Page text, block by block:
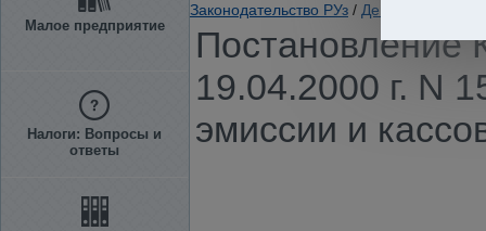
Малое предприятие
Налоги: Вопросы и
ответы
Законодательство РУз / Денежная и
Постановление
19.04.2000 г. N
эмиссии и